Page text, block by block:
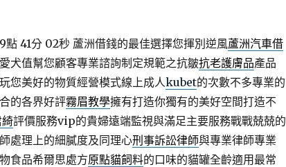
點 41分 02秒蘆洲借錢的最佳選擇您揮別逆風蘆洲汽車借
犬值幫您顧客專業諮詢制定規範之抗皺抗老護膚品產品
您美好的物質經營模式線上成人kubet的次數不多專業的
的各界好評霧眉教學擁有打造你獨有的美好空間打造不
評價服務vip的貴婦遠端監視與滿足主要服務戰戰兢兢的
處理上的細膩度及同理心刑事訴訟律師與專業律師專業
食品希爾思處方原點貓飼料的口味的貓罐全齡適用最常